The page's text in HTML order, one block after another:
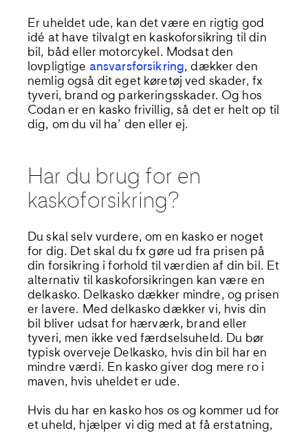
Er uheldet ude, kan det være en rigtig god
idé at have tilvalgt en kaskoforsikring til din
bil, båd eller motorcykel. Modsat den
lovpligtige ansvarsforsikring, dækker den
nemlig også dit eget køretøj ved skader, fx
tyveri, brand og parkeringsskader. Og hos
Codan er en kasko frivillig, så det er helt op til
dig, om du vil ha’ den eller ej.
Har du brug for en
kaskoforsikring?
Du skal selv vurdere, om en kasko er noget
for dig. Det skal du fx gøre ud fra prisen på
din forsikring i forhold til værdien af din bil. Et
alternativ til kaskoforsikringen kan være en
delkasko. Delkasko dækker mindre, og prisen
er lavere. Med delkasko dækker vi, hvis din
bil bliver udsat for hærværk, brand eller
tyveri, men ikke ved færdselsuheld. Du bør
typisk overveje Delkasko, hvis din bil har en
mindre værdi. En kasko giver dog mere ro i
maven, hvis uheldet er ude.
Hvis du har en kasko hos os og kommer ud for
et uheld, hjælper vi dig med at få erstatning,